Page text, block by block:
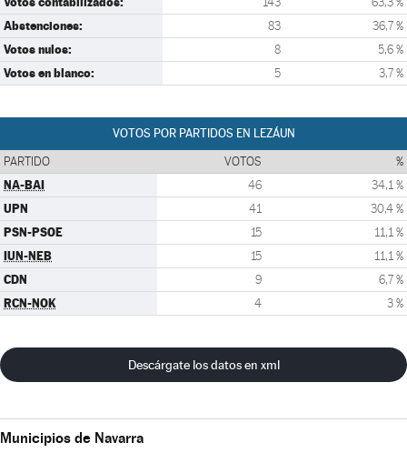
Abstenciones: 83 36,7 %
Votos nulos: 8 5,6 %
Votos en blanco: 5 3,7 %
VOTOS POR PARTIDOS EN LEZÁUN
PARTIDO VOTOS %
NA-BAI 46 34,1 %
UPN 41 30,4 %
PSN-PSOE 15 11,1 %
IUN-NEB 15 11,1 %
CDN 9 6,7 %
RCN-NOK 4 3 %
Descárgate los datos en xml
Municipios de Navarra